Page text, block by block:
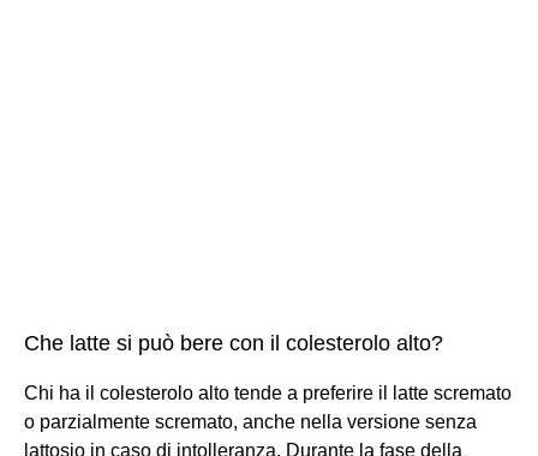
Che latte si può bere con il colesterolo alto?
Chi ha il colesterolo alto tende a preferire il latte scremato
o parzialmente scremato, anche nella versione senza
lattosio in caso di intolleranza. Durante la fase della